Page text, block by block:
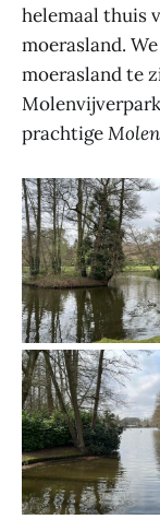
helemaal thuis
moerasland.
moerasland te
prachtige